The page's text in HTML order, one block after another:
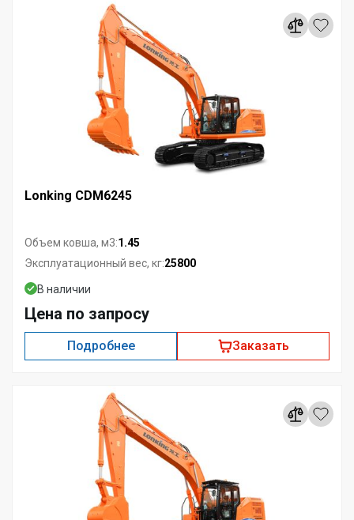
Lonking CDM6245
Объем ковша, м3:1.45
Эксплуатационный вес, кг:25800
В наличии
Цена по запросу
Подробнее Заказать